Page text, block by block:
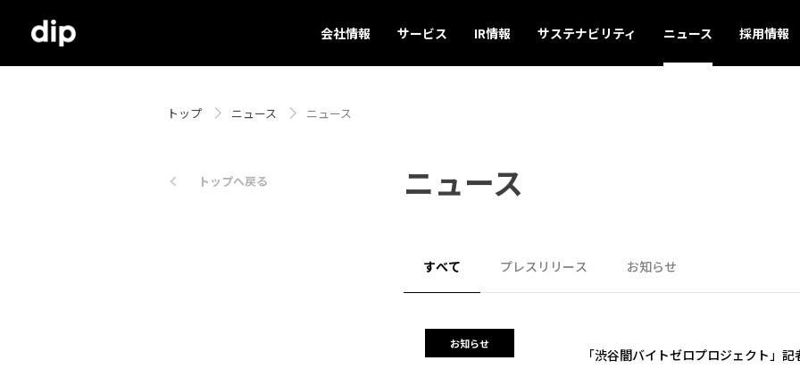
会社情報 サービス IR情報 サステナビリティ ニュース 採用情報
トップ ニュース ニュース
トップへ戻る ニュース
すべて プレスリリース お知らせ
お知らせ
「渋谷闇バイトゼロプロジェクト」